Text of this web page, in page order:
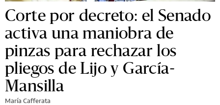
Corte por decreto: el Senado
activa una maniobra de
pinzas para rechazar los
pliegos de Lijo y García-
Mansilla
María Cafferata